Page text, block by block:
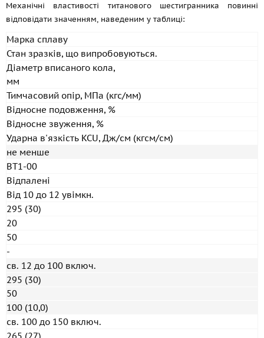
Механічні властивості титанового шестигранника повинні
відповідати значенням, наведеним у таблиці:
Марка сплаву
Стан зразків, що випробовуються.
Діаметр вписаного кола,
мм
Тимчасовий опір, МПа (кгс/мм)
Відносне подовження, %
Відносне звуження, %
Ударна в'язкість KCU, Дж/см (кгсм/см)
не менше
ВТ1-00
Відпалені
Від 10 до 12 увімкн.
295 (30)
20
50
-
св. 12 до 100 включ.
295 (30)
50
100 (10,0)
св. 100 до 150 включ.